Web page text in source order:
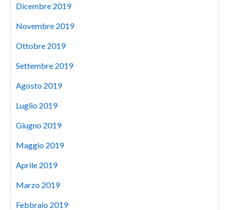
Dicembre 2019
Novembre 2019
Ottobre 2019
Settembre 2019
Agosto 2019
Luglio 2019
Giugno 2019
Maggio 2019
Aprile 2019
Marzo 2019
Febbraio 2019